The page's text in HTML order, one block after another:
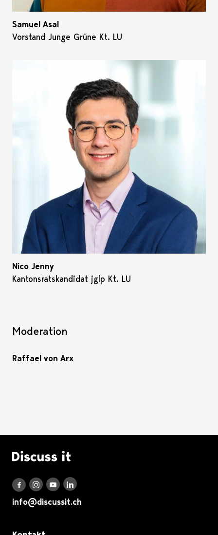
Samuel Asal
Vorstand Junge Grüne Kt. LU
Nico Jenny
Kantonsratskandidat jglp Kt. LU
Moderation
Raffael von Arx
Logo Discuss it
Discuss it auf Facebook
Discuss it auf Instagram
Discuss it auf Youtube
Discuss it auf LinkedIn
info@discussit.ch